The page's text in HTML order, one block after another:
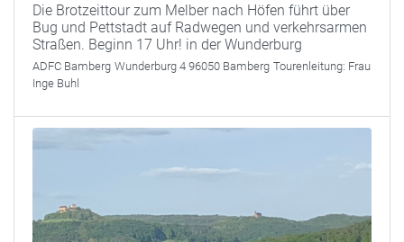
Die Brotzeittour zum Melber nach Höfen führt über
Bug und Pettstadt auf Radwegen und verkehrsarmen
Straßen. Beginn 17 Uhr! in der Wunderburg
ADFC Bamberg Wunderburg 4 96050 Bamberg Tourenleitung: Frau
Inge Buhl